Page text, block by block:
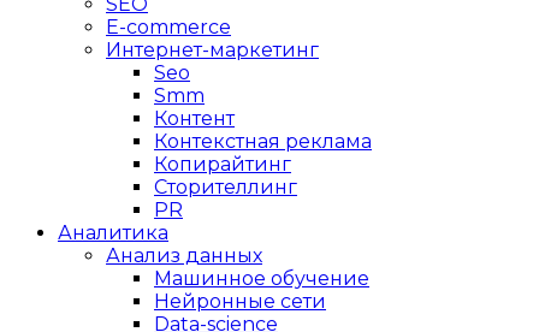
E-сommerce
Интернет-маркетинг
Seo
Smm
Контент
Контекстная реклама
Копирайтинг
Сторителлинг
PR
Аналитика
Анализ данных
Машинное обучение
Нейронные сети
Data-science